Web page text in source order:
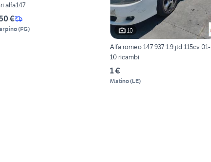
alfa147
€
(FG) 10
Alfa romeo 147 937 1.9 jtd 115cv 01-
10 ricambi
1 €
Matino(LE)